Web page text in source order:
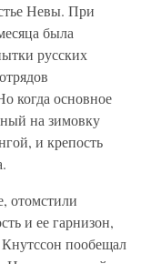
Невы. При
была
русских
когда основное
на зимовку
и крепость
отомстили
и ее гарнизон,
пообещал